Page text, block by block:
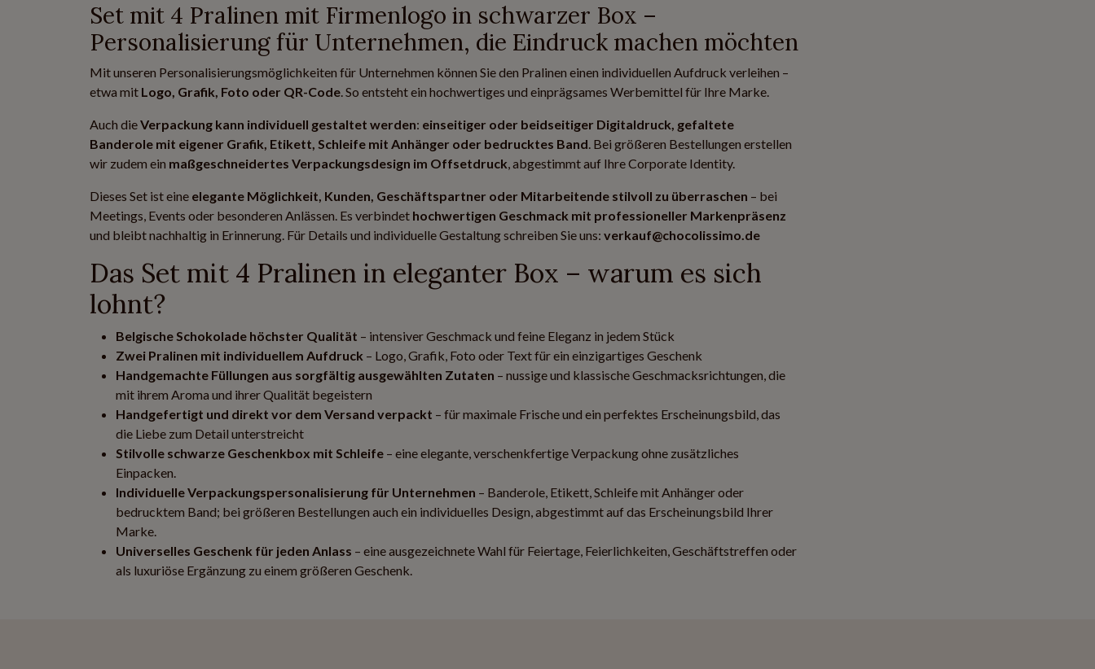
Set mit 4 Pralinen mit Firmenlogo in schwarzer Box –
Personalisierung für Unternehmen, die Eindruck machen möchten
Mit unseren Personalisierungsmöglichkeiten für Unternehmen können Sie den Pralinen einen individuellen Aufdruck verleihen –
etwa mit Logo, Grafik, Foto oder QR-Code. So entsteht ein hochwertiges und einprägsames Werbemittel für Ihre Marke.
Auch dieVerpackung kann individuell gestaltet werden: einseitiger oder beidseitiger Digitaldruck, gefaltete
Banderole mit eigener Grafik, Etikett, Schleife mit Anhänger oder bedrucktes Band. Bei größeren Bestellungen erstellen
wir zudem ein maßgeschneidertes Verpackungsdesign im Offsetdruck, abgestimmt auf Ihre Corporate Identity.
Dieses Set ist eine elegante Möglichkeit, Kunden, Geschäftspartner oder Mitarbeitende stilvoll zu überraschen – bei
Meetings, Events oder besonderen Anlässen. Es verbindet hochwertigen Geschmack mit professioneller Markenpräsenz
und bleibt nachhaltig in Erinnerung. Für Details und individuelle Gestaltung schreiben Sie uns: verkauf@chocolissimo.de
Das Set mit 4 Pralinen in eleganter Box – warum es sich
lohnt?
Belgische Schokolade höchster Qualität – intensiver Geschmack und feine Eleganz in jedem Stück
Zwei Pralinen mit individuellem Aufdruck – Logo, Grafik, Foto oder Text für ein einzigartiges Geschenk
Handgemachte Füllungen aus sorgfältig ausgewählten Zutaten – nussige und klassische Geschmacksrichtungen, die
mit ihrem Aroma und ihrer Qualität begeistern
Handgefertigt und direkt vor dem Versand verpackt – für maximale Frische und ein perfektes Erscheinungsbild, das
die Liebe zum Detail unterstreicht
Stilvolle schwarze Geschenkbox mit Schleife – eine elegante, verschenkfertige Verpackung ohne zusätzliches
Einpacken.
Individuelle Verpackungspersonalisierung für Unternehmen – Banderole, Etikett, Schleife mit Anhänger oder
bedrucktem Band; bei größeren Bestellungen auch ein individuelles Design, abgestimmt auf das Erscheinungsbild Ihrer
Marke.
Universelles Geschenk für jeden Anlass – eine ausgezeichnete Wahl für Feiertage, Feierlichkeiten, Geschäftstreffen oder
als luxuriöse Ergänzung zu einem größeren Geschenk.